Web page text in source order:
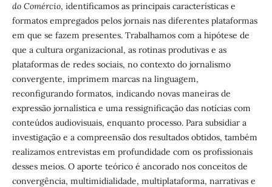
do Comércio, identificamos as principais características e
formatos empregados pelos jornais nas diferentes plataformas
em que se fazem presentes. Trabalhamos com a hipótese de
que a cultura organizacional, as rotinas produtivas e as
plataformas de redes sociais, no contexto do jornalismo
convergente, imprimem marcas na linguagem,
reconfigurando formatos, indicando novas maneiras de
expressão jornalística e uma ressignificação das notícias com
conteúdos audiovisuais, enquanto processo. Para subsidiar a
investigação e a compreensão dos resultados obtidos, também
realizamos entrevistas em profundidade com os profissionais
desses meios. O aporte teórico é ancorado nos conceitos de
convergência, multimidialidade, multiplataforma, narrativas e